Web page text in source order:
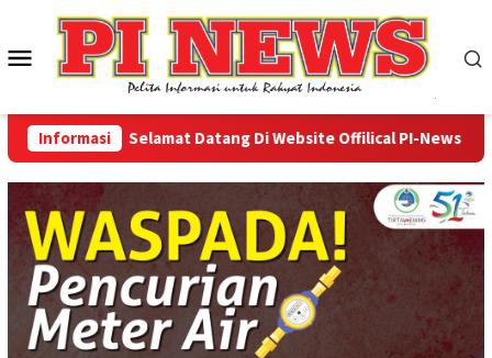
konten
Menu
Mobile
InformasiSelamat Datang Di Website Offilical PI-News Online